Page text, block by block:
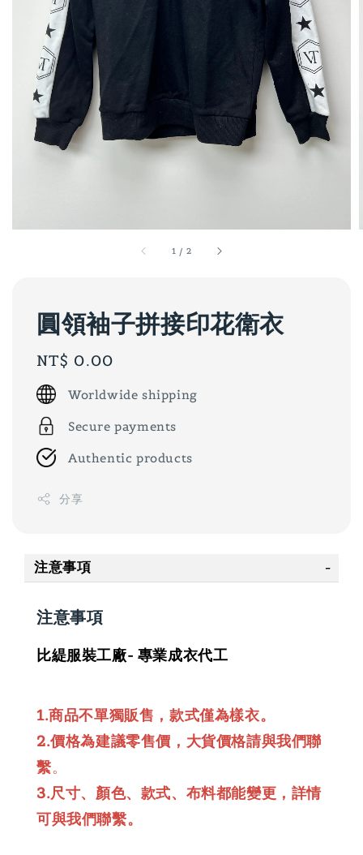
1 / 2
圓領袖子拼接印花衛衣
Regular
price
NT$ 0.00
Worldwide shipping
Secure payments
Authentic products
分享
注意事項
注意事項
比緹服裝工廠- 專業成衣代工
1.商品不單獨販售，款式僅為樣衣。
2.價格為建議零售價，大貨價格請與我們聯
繫。
3.尺寸、顏色、款式、布料都能變更，詳情
可與我們聯繫。